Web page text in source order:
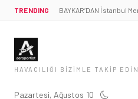
TRENDING
HAVACILIĞI BIZIMLE TAKIP EDIN
Pazartesi, Ağustos 10